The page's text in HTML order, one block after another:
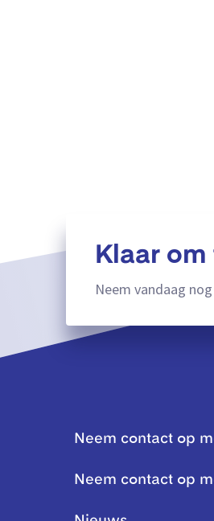
Klaar
Neem vandaag
Neem contact op
Neem contact op